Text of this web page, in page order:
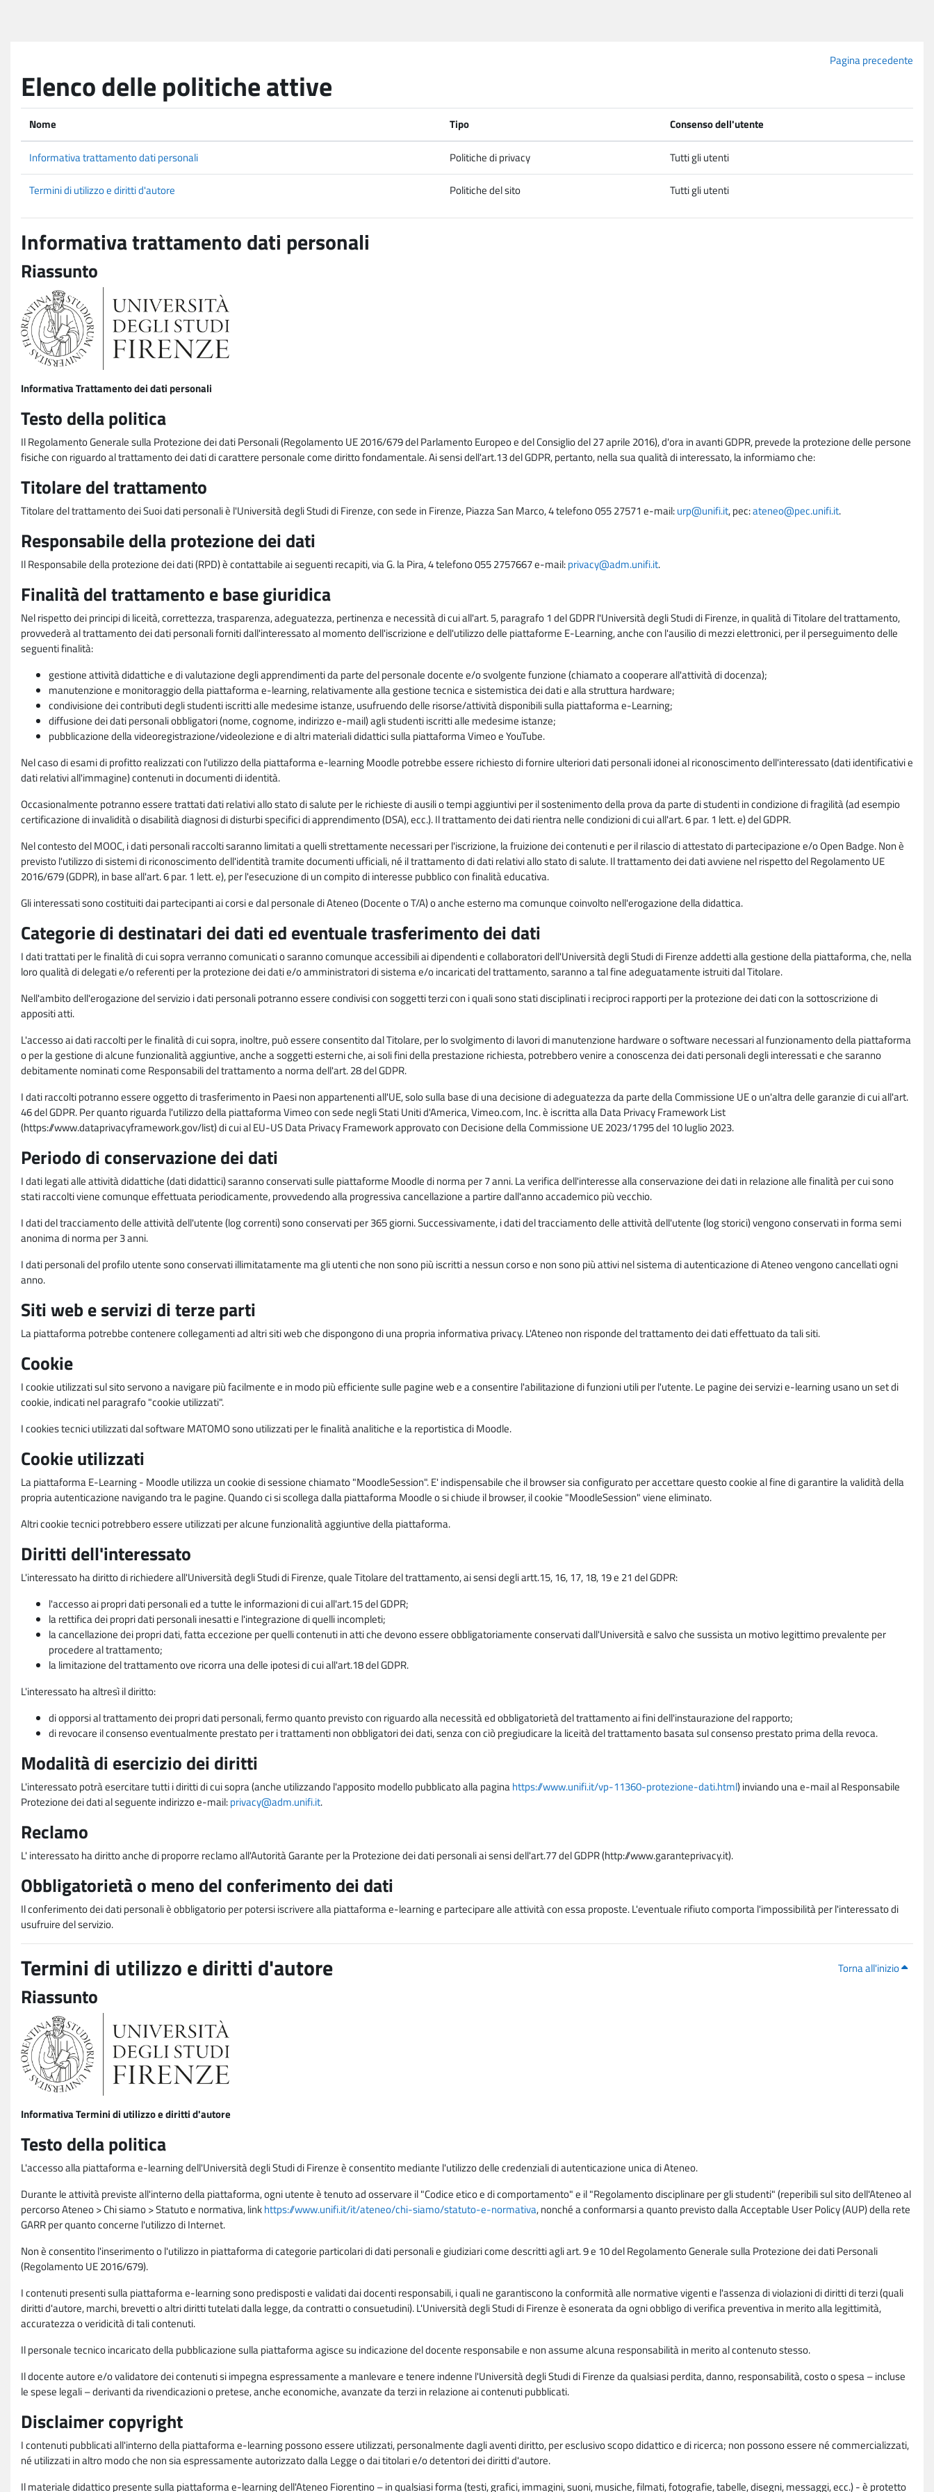
Pagina precedente
Elenco delle politiche attive
Nome Tipo Consenso dell'utente
Informativa trattamento dati personali Politiche di privacy Tutti gli utenti
Termini di utilizzo e diritti d'autore Politiche del sito Tutti gli utenti
Informativa trattamento dati personali
Riassunto
Informativa Trattamento dei dati personali
Testo della politica
Il Regolamento Generale sulla Protezione dei dati Personali (Regolamento UE 2016/679 del Parlamento Europeo e del Consiglio del 27 aprile 2016), d'ora in avanti GDPR, prevede la protezione delle persone
fisiche con riguardo al trattamento dei dati di carattere personale come diritto fondamentale. Ai sensi dell'art.13 del GDPR, pertanto, nella sua qualità di interessato, la informiamo che:
Titolare del trattamento
Titolare del trattamento dei Suoi dati personali è l'Università degli Studi di Firenze, con sede in Firenze, Piazza San Marco, 4 telefono 055 27571 e-mail:urp@unifi.it, pec:ateneo@pec.unifi.it.
Responsabile della protezione dei dati
Il Responsabile della protezione dei dati (RPD) è contattabile ai seguenti recapiti, via G. la Pira, 4 telefono 055 2757667 e-mail:privacy@adm.unifi.it.
Finalità del trattamento e base giuridica
Nel rispetto dei principi di liceità, correttezza, trasparenza, adeguatezza, pertinenza e necessità di cui all'art. 5, paragrafo 1 del GDPR l'Università degli Studi di Firenze, in qualità di Titolare del trattamento,
provvederà al trattamento dei dati personali forniti dall'interessato al momento dell'iscrizione e dell'utilizzo delle piattaforme E-Learning, anche con l'ausilio di mezzi elettronici, per il perseguimento delle
seguenti finalità:
gestione attività didattiche e di valutazione degli apprendimenti da parte del personale docente e/o svolgente funzione (chiamato a cooperare all'attività di docenza);
manutenzione e monitoraggio della piattaforma e-learning, relativamente alla gestione tecnica e sistemistica dei dati e alla struttura hardware;
condivisione dei contributi degli studenti iscritti alle medesime istanze, usufruendo delle risorse/attività disponibili sulla piattaforma e-Learning;
diffusione dei dati personali obbligatori (nome, cognome, indirizzo e-mail) agli studenti iscritti alle medesime istanze;
pubblicazione della videoregistrazione/videolezione e di altri materiali didattici sulla piattaforma Vimeo e YouTube.
Nel caso di esami di profitto realizzati con l'utilizzo della piattaforma e-learning Moodle potrebbe essere richiesto di fornire ulteriori dati personali idonei al riconoscimento dell'interessato (dati identificativi e
dati relativi all'immagine) contenuti in documenti di identità.
Occasionalmente potranno essere trattati dati relativi allo stato di salute per le richieste di ausili o tempi aggiuntivi per il sostenimento della prova da parte di studenti in condizione di fragilità (ad esempio
certificazione di invalidità o disabilità diagnosi di disturbi specifici di apprendimento (DSA), ecc.). Il trattamento dei dati rientra nelle condizioni di cui all'art. 6 par. 1 lett. e) del GDPR.
Nel contesto del MOOC, i dati personali raccolti saranno limitati a quelli strettamente necessari per l'iscrizione, la fruizione dei contenuti e per il rilascio di attestato di partecipazione e/o Open Badge. Non è
previsto l'utilizzo di sistemi di riconoscimento dell'identità tramite documenti ufficiali, né il trattamento di dati relativi allo stato di salute. Il trattamento dei dati avviene nel rispetto del Regolamento UE
2016/679 (GDPR), in base all'art. 6 par. 1 lett. e), per l'esecuzione di un compito di interesse pubblico con finalità educativa.
Gli interessati sono costituiti dai partecipanti ai corsi e dal personale di Ateneo (Docente o T/A) o anche esterno ma comunque coinvolto nell'erogazione della didattica.
Categorie di destinatari dei dati ed eventuale trasferimento dei dati
I dati trattati per le finalità di cui sopra verranno comunicati o saranno comunque accessibili ai dipendenti e collaboratori dell'Università degli Studi di Firenze addetti alla gestione della piattaforma, che, nella
loro qualità di delegati e/o referenti per la protezione dei dati e/o amministratori di sistema e/o incaricati del trattamento, saranno a tal fine adeguatamente istruiti dal Titolare.
Nell'ambito dell'erogazione del servizio i dati personali potranno essere condivisi con soggetti terzi con i quali sono stati disciplinati i reciproci rapporti per la protezione dei dati con la sottoscrizione di
appositi atti.
L'accesso ai dati raccolti per le finalità di cui sopra, inoltre, può essere consentito dal Titolare, per lo svolgimento di lavori di manutenzione hardware o software necessari al funzionamento della piattaforma
o per la gestione di alcune funzionalità aggiuntive, anche a soggetti esterni che, ai soli fini della prestazione richiesta, potrebbero venire a conoscenza dei dati personali degli interessati e che saranno
debitamente nominati come Responsabili del trattamento a norma dell'art. 28 del GDPR.
I dati raccolti potranno essere oggetto di trasferimento in Paesi non appartenenti all'UE, solo sulla base di una decisione di adeguatezza da parte della Commissione UE o un'altra delle garanzie di cui all'art.
46 del GDPR. Per quanto riguarda l'utilizzo della piattaforma Vimeo con sede negli Stati Uniti d'America, Vimeo.com, Inc. è iscritta alla Data Privacy Framework List
(https://www.dataprivacyframework.gov/list) di cui al EU-US Data Privacy Framework approvato con Decisione della Commissione UE 2023/1795 del 10 luglio 2023.
Periodo di conservazione dei dati
I dati legati alle attività didattiche (dati didattici) saranno conservati sulle piattaforme Moodle di norma per 7 anni. La verifica dell'interesse alla conservazione dei dati in relazione alle finalità per cui sono
stati raccolti viene comunque effettuata periodicamente, provvedendo alla progressiva cancellazione a partire dall'anno accademico più vecchio.
I dati del tracciamento delle attività dell'utente (log correnti) sono conservati per 365 giorni. Successivamente, i dati del tracciamento delle attività dell'utente (log storici) vengono conservati in forma semi
anonima di norma per 3 anni.
I dati personali del profilo utente sono conservati illimitatamente ma gli utenti che non sono più iscritti a nessun corso e non sono più attivi nel sistema di autenticazione di Ateneo vengono cancellati ogni
anno.
Siti web e servizi di terze parti
La piattaforma potrebbe contenere collegamenti ad altri siti web che dispongono di una propria informativa privacy. L'Ateneo non risponde del trattamento dei dati effettuato da tali siti.
Cookie
I cookie utilizzati sul sito servono a navigare più facilmente e in modo più efficiente sulle pagine web e a consentire l'abilitazione di funzioni utili per l'utente. Le pagine dei servizi e-learning usano un set di
cookie, indicati nel paragrafo "cookie utilizzati".
I cookies tecnici utilizzati dal software MATOMO sono utilizzati per le finalità analitiche e la reportistica di Moodle.
Cookie utilizzati
La piattaforma E-Learning - Moodle utilizza un cookie di sessione chiamato "MoodleSession". E' indispensabile che il browser sia configurato per accettare questo cookie al fine di garantire la validità della
propria autenticazione navigando tra le pagine. Quando ci si scollega dalla piattaforma Moodle o si chiude il browser, il cookie "MoodleSession" viene eliminato.
Altri cookie tecnici potrebbero essere utilizzati per alcune funzionalità aggiuntive della piattaforma.
Diritti dell'interessato
L'interessato ha diritto di richiedere all'Università degli Studi di Firenze, quale Titolare del trattamento, ai sensi degli artt.15, 16, 17, 18, 19 e 21 del GDPR:
l'accesso ai propri dati personali ed a tutte le informazioni di cui all'art.15 del GDPR;
la rettifica dei propri dati personali inesatti e l'integrazione di quelli incompleti;
la cancellazione dei propri dati, fatta eccezione per quelli contenuti in atti che devono essere obbligatoriamente conservati dall'Università e salvo che sussista un motivo legittimo prevalente per
procedere al trattamento;
la limitazione del trattamento ove ricorra una delle ipotesi di cui all'art.18 del GDPR.
L'interessato ha altresì il diritto:
di opporsi al trattamento dei propri dati personali, fermo quanto previsto con riguardo alla necessità ed obbligatorietà del trattamento ai fini dell'instaurazione del rapporto;
di revocare il consenso eventualmente prestato per i trattamenti non obbligatori dei dati, senza con ciò pregiudicare la liceità del trattamento basata sul consenso prestato prima della revoca.
Modalità di esercizio dei diritti
L'interessato potrà esercitare tutti i diritti di cui sopra (anche utilizzando l'apposito modello pubblicato alla paginahttps://www.unifi.it/vp-11360-protezione-dati.html) inviando una e-mail al Responsabile
Protezione dei dati al seguente indirizzo e-mail:privacy@adm.unifi.it.
Reclamo
L' interessato ha diritto anche di proporre reclamo all'Autorità Garante per la Protezione dei dati personali ai sensi dell'art.77 del GDPR (http://www.garanteprivacy.it).
Obbligatorietà o meno del conferimento dei dati
Il conferimento dei dati personali è obbligatorio per potersi iscrivere alla piattaforma e-learning e partecipare alle attività con essa proposte. L'eventuale rifiuto comporta l'impossibilità per l'interessato di
usufruire del servizio.
Torna all'inizio
Termini di utilizzo e diritti d'autore
Riassunto
Informativa Termini di utilizzo e diritti d'autore
Testo della politica
L'accesso alla piattaforma e-learning dell'Università degli Studi di Firenze è consentito mediante l'utilizzo delle credenziali di autenticazione unica di Ateneo.
Durante le attività previste all'interno della piattaforma, ogni utente è tenuto ad osservare il "Codice etico e di comportamento" e il "Regolamento disciplinare per gli studenti" (reperibili sul sito dell'Ateneo al
percorso Ateneo > Chi siamo > Statuto e normativa, linkhttps://www.unifi.it/it/ateneo/chi-siamo/statuto-e-normativa, nonché a conformarsi a quanto previsto dalla Acceptable User Policy (AUP) della rete
GARR per quanto concerne l'utilizzo di Internet.
Non è consentito l'inserimento o l'utilizzo in piattaforma di categorie particolari di dati personali e giudiziari come descritti agli art. 9 e 10 del Regolamento Generale sulla Protezione dei dati Personali
(Regolamento UE 2016/679).
I contenuti presenti sulla piattaforma e-learning sono predisposti e validati dai docenti responsabili, i quali ne garantiscono la conformità alle normative vigenti e l'assenza di violazioni di diritti di terzi (quali
diritti d'autore, marchi, brevetti o altri diritti tutelati dalla legge, da contratti o consuetudini). L'Università degli Studi di Firenze è esonerata da ogni obbligo di verifica preventiva in merito alla legittimità,
accuratezza o veridicità di tali contenuti.
Il personale tecnico incaricato della pubblicazione sulla piattaforma agisce su indicazione del docente responsabile e non assume alcuna responsabilità in merito al contenuto stesso.
Il docente autore e/o validatore dei contenuti si impegna espressamente a manlevare e tenere indenne l'Università degli Studi di Firenze da qualsiasi perdita, danno, responsabilità, costo o spesa – incluse
le spese legali – derivanti da rivendicazioni o pretese, anche economiche, avanzate da terzi in relazione ai contenuti pubblicati.
Disclaimer copyright
I contenuti pubblicati all'interno della piattaforma e-learning possono essere utilizzati, personalmente dagli aventi diritto, per esclusivo scopo didattico e di ricerca; non possono essere né commercializzati,
né utilizzati in altro modo che non sia espressamente autorizzato dalla Legge o dai titolari e/o detentori dei diritti d'autore.
Il materiale didattico presente sulla piattaforma e-learning dell'Ateneo Fiorentino – in qualsiasi forma (testi, grafici, immagini, suoni, musiche, filmati, fotografie, tabelle, disegni, messaggi, ecc.) - è protetto